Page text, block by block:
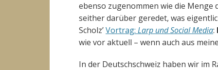
ebenso zugenommen wie die
seither darüber geredet, was
Scholz’Vortrag: Larp und Social Media:
wie vor aktuell – wenn auch aus
In der Deutschschweiz haben wir im